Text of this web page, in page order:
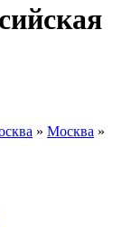
» Москва »